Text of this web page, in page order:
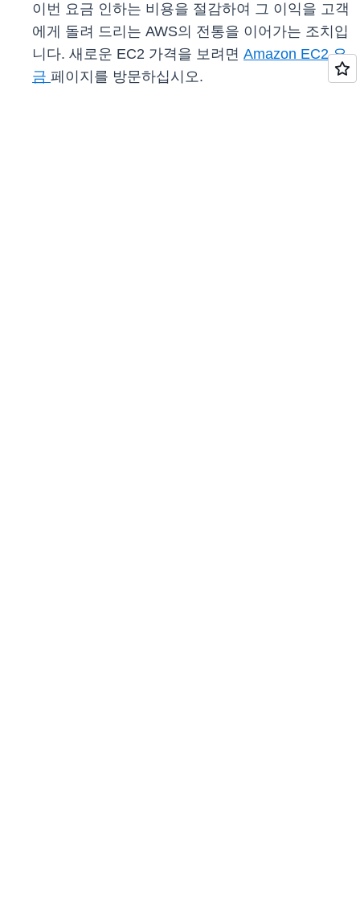
이번 요금 인하는 비용을 절감하여 그 이익을 고객
에게 돌려 드리는 AWS의 전통을 이어가는 조치입
니다. 새로운 EC2 가격을 보려면 Amazon EC2 요
금 페이지를 방문하십시오.